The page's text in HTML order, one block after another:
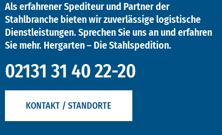
Als erfahrener Spediteur und Partner der
Stahlbranche bieten wir zuverlässige logistische
Dienstleistungen. Sprechen Sie uns an und erfahren
Sie mehr. Hergarten – Die Stahlspedition.
02131 31 40 22-20
KONTAKT / STANDORTE